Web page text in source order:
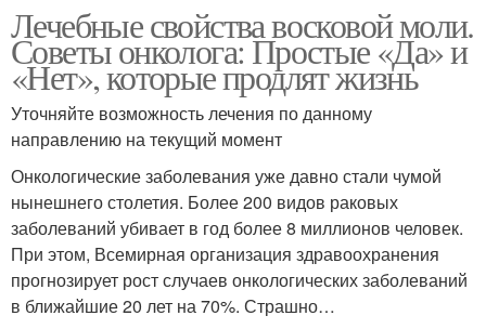
Лечебные свойства восковой моли.
Советы онколога: Простые «Да» и
«Нет», которые продлят жизнь
Уточняйте возможность лечения по данному
направлению на текущий момент
Онкологические заболевания уже давно стали чумой
нынешнего столетия. Более 200 видов раковых
заболеваний убивает в год более 8 миллионов человек.
При этом, Всемирная организация здравоохранения
прогнозирует рост случаев онкологических заболеваний
в ближайшие 20 лет на 70%. Страшно…